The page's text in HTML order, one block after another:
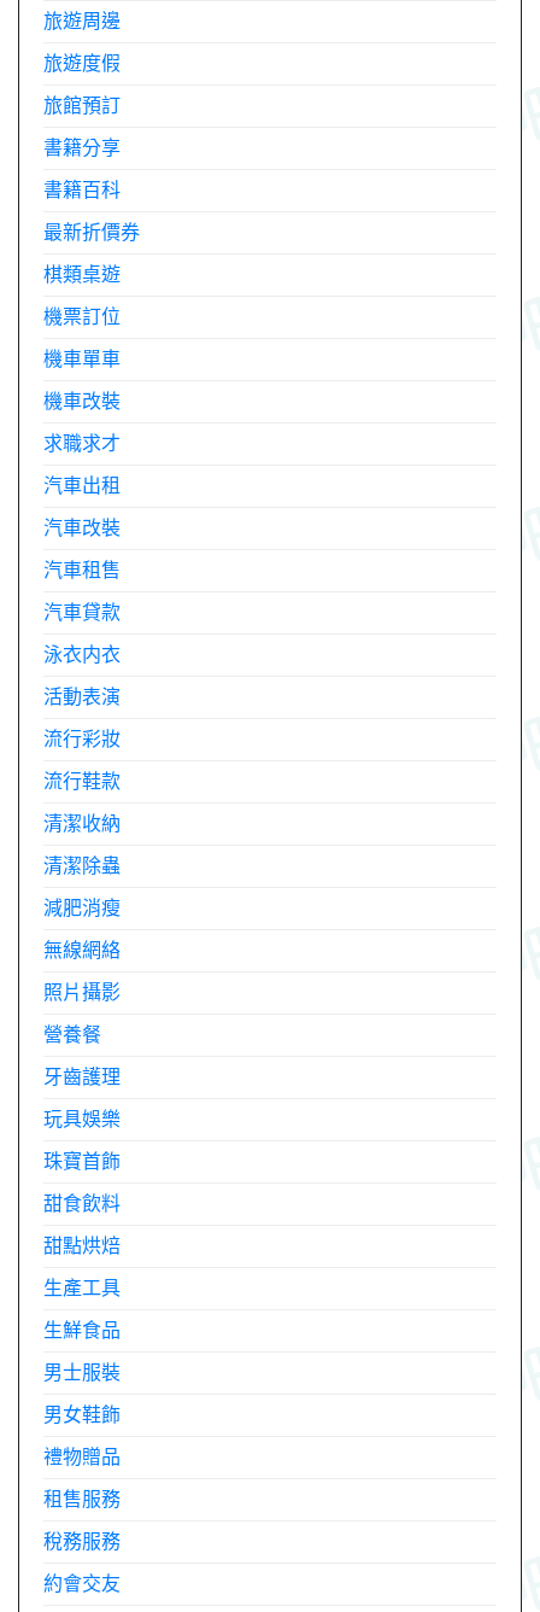
旅遊周邊
旅遊度假
旅館預訂
書籍分享
書籍百科
最新折價券
棋類桌遊
機票訂位
機車單車
機車改裝
求職求才
汽車出租
汽車改裝
汽車租售
汽車貸款
泳衣内衣
活動表演
流行彩妝
流行鞋款
清潔收納
清潔除蟲
減肥消瘦
無線網絡
照片攝影
營養餐
牙齒護理
玩具娛樂
珠寶首飾
甜食飲料
甜點烘焙
生產工具
生鮮食品
男士服裝
男女鞋飾
禮物贈品
租售服務
稅務服務
約會交友